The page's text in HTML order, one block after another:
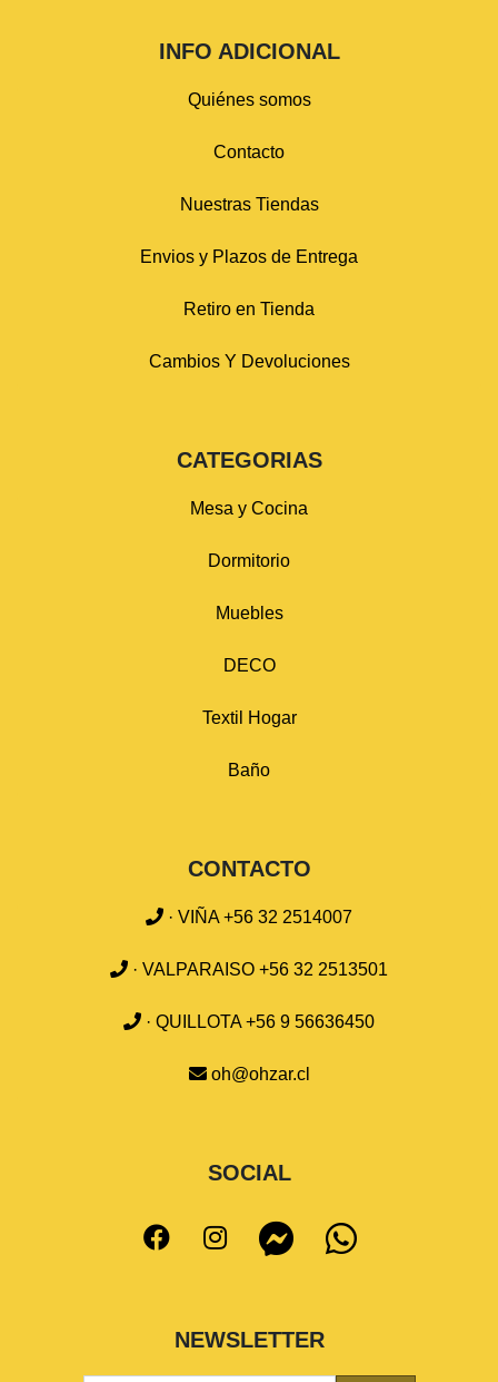
INFO ADICIONAL
Quiénes somos
Contacto
Nuestras Tiendas
Envios y Plazos de Entrega
Retiro en Tienda
Cambios Y Devoluciones
CATEGORIAS
Mesa y Cocina
Dormitorio
Muebles
DECO
Textil Hogar
Baño
CONTACTO
· VIÑA +56 32 2514007
· VALPARAISO +56 32 2513501
· QUILLOTA +56 9 56636450
oh@ohzar.cl
SOCIAL
NEWSLETTER